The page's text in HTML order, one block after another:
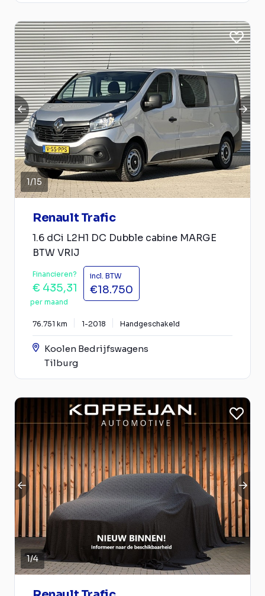
1/15
Renault Trafic
1.6 dCi L2H1 DC Dubble cabine MARGE
BTW VRIJ
Financieren?
€ 435,31
per maand
incl. BTW
€18.750
76.751 km 1-2018 Handgeschakeld
Koolen Bedrijfswagens
Tilburg
1/4